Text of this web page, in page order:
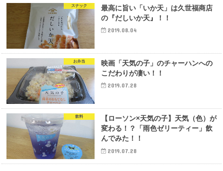
スナック
最高に旨い「いか天」は久世福商店
の『だしいか天』！！
2019.08.04
お弁当
映画「天気の子」のチャーハンへの
こだわりが凄い！！
2019.07.28
飲料
【ローソン×天気の子】天気（色）が
変わる！？「雨色ゼリーティー」飲
んでみた！！
2019.07.28